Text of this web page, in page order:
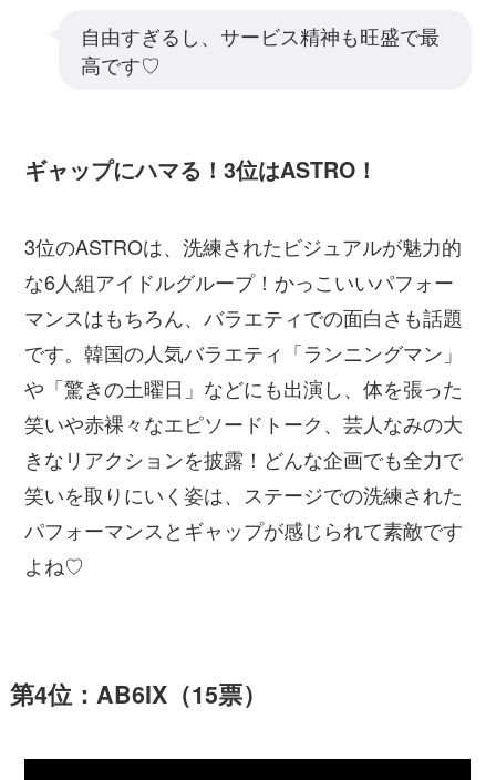
自由すぎるし、サービス精神も旺盛で最
高です♡
ギャップにハマる！3位はASTRO！
3位のASTROは、洗練されたビジュアルが魅力的
な6人組アイドルグループ！かっこいいパフォー
マンスはもちろん、バラエティでの面白さも話題
です。韓国の人気バラエティ「ランニングマン」
や「驚きの土曜日」などにも出演し、体を張った
笑いや赤裸々なエピソードトーク、芸人なみの大
きなリアクションを披露！どんな企画でも全力で
笑いを取りにいく姿は、ステージでの洗練された
パフォーマンスとギャップが感じられて素敵です
よね♡
第4位：AB6IX（15票）